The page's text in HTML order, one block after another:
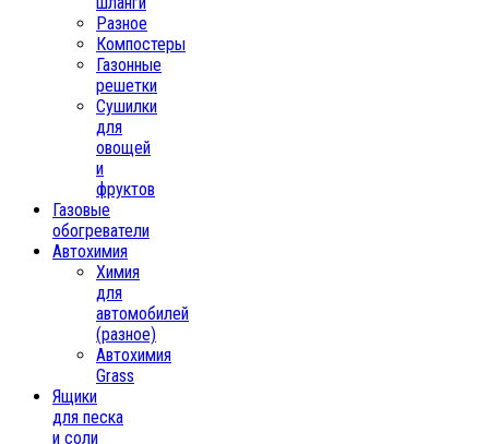
Разное
Компостеры
Газонные
решетки
Сушилки
для
овощей
и
фруктов
Газовые
обогреватели
Автохимия
Химия
для
автомобилей
(разное)
Автохимия
Grass
Ящики
для песка
и соли